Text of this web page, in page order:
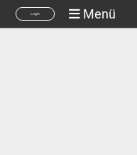
Login Menü